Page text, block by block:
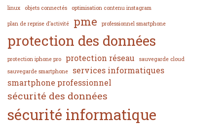
linux
objets connectés optimisation contenu instagram
plan de reprise d’activité pme professionnel smartphone
protection des données
protection iphone pro protection réseau
sauvegarde cloud
sauvegarde smartphone
services informatiques
smartphone professionnel
sécurité des données
sécurité informatique